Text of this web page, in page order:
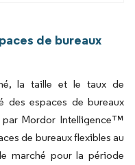
de bureaux
la taille et le taux de
des espaces de bureaux
par Mordor Intelligence™
de bureaux flexibles au
marché pour la période